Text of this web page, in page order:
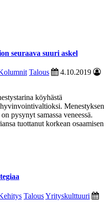
seuraava suuri askel
Talous
4.10.2019
köyhästä
Menestyksen
pysynyt samassa veneessä.
tuottanut korkean osaamisen
TalousYrityskulttuuri